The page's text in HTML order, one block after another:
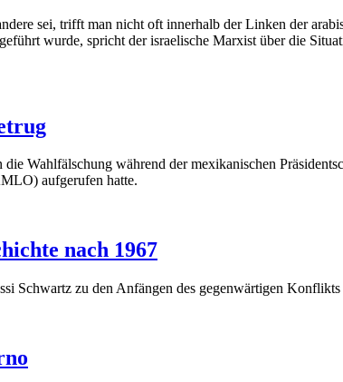
sei, trifft man nicht oft innerhalb der Linken der
wurde, spricht der israelische Marxist über die
Wahlfälschung während der mexikanischen
aufgerufen hatte.
nach 1967
Schwartz zu den Anfängen des gegenwärtigen